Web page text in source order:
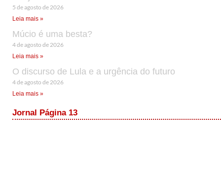
5 de agosto de 2026
Leia mais »
Múcio é uma besta?
4 de agosto de 2026
Leia mais »
O discurso de Lula e a urgência do futuro
4 de agosto de 2026
Leia mais »
Jornal Página 13